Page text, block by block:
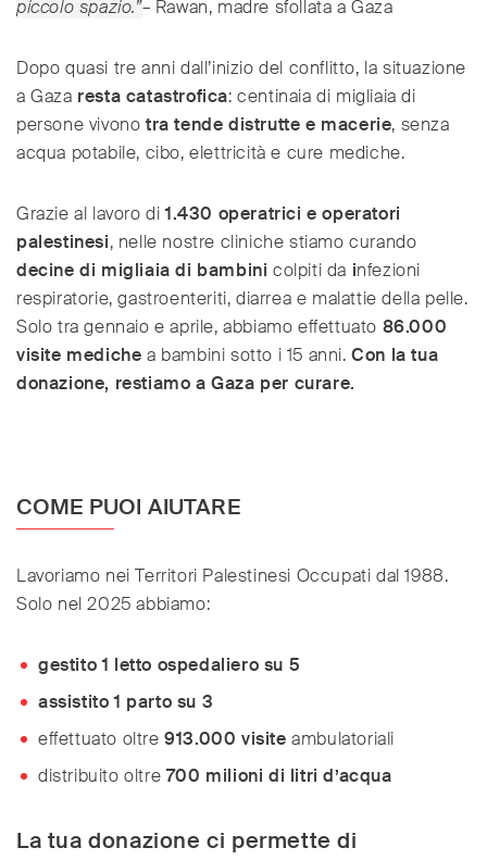
piccolo spazio.”– Rawan, madre sfollata a Gaza
Dopo quasi tre anni dall’inizio del conflitto, la situazione
a Gaza resta catastrofica: centinaia di migliaia di
persone vivono tra tende distrutte e macerie, senza
acqua potabile, cibo, elettricità e cure mediche.
Grazie al lavoro di 1.430 operatrici e operatori
palestinesi, nelle nostre cliniche stiamo curando
decine di migliaia di bambini colpiti da infezioni
respiratorie, gastroenteriti, diarrea e malattie della pelle.
Solo tra gennaio e aprile, abbiamo effettuato 86.000
visite mediche a bambini sotto i 15 anni. Con la tua
donazione, restiamo a Gaza per curare.
COME PUOI AIUTARE
Lavoriamo nei Territori Palestinesi Occupati dal 1988.
Solo nel 2025 abbiamo:
gestito 1 letto ospedaliero su 5
assistito 1 parto su 3
effettuato oltre913.000 visite ambulatoriali
distribuito oltre 700 milioni di litri d’acqua
La tua donazione ci permette di